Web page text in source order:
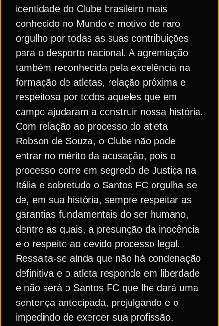
identidade do Clube brasileiro mais
conhecido no Mundo e motivo de raro
orgulho por todas as suas contribuições
para o desporto nacional. A agremiação
também reconhecida pela excelência na
formação de atletas, relação próxima e
respeitosa por todos aqueles que em
campo ajudaram a construir nossa história.
Com relação ao processo do atleta
Robson de Souza, o Clube não pode
entrar no mérito da acusação, pois o
processo corre em segredo de Justiça na
Itália e sobretudo o Santos FC orgulha-se
de, em sua história, sempre respeitar as
garantias fundamentais do ser humano,
dentre as quais, a presunção da inocência
e o respeito ao devido processo legal.
Ressalta-se ainda que não há condenação
definitiva e o atleta responde em liberdade
e não será o Santos FC que lhe dará uma
sentença antecipada, prejulgando e o
impedindo de exercer sua profissão.